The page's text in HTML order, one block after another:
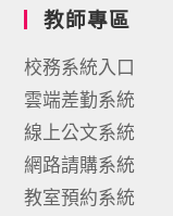
教師專區
校務系統入口
雲端差勤系統
線上公文系統
網路請購系統
教室預約系統